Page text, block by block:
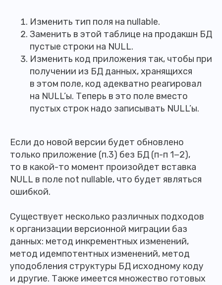
Изменить тип поля на nullable.
Заменить в этой таблице на продакшн БД
пустые строки на NULL.
Изменить код приложения так, чтобы при
получении из БД данных, хранящихся
в этом поле, код адекватно реагировал
на NULL’ы. Теперь в это поле вместо
пустых строк надо записывать NULL’ы.
Если до новой версии будет обновлено
только приложение (п.3) без БД (п-п 1−2),
то в какой-то момент произойдет вставка
NULL в поле not nullable, что будет являться
ошибкой.
Существует несколько различных подходов
к организации версионной миграции баз
данных: метод инкрементных изменений,
метод идемпотентных изменений, метод
уподобления структуры БД исходному коду
и другие. Также имеется множество готовых